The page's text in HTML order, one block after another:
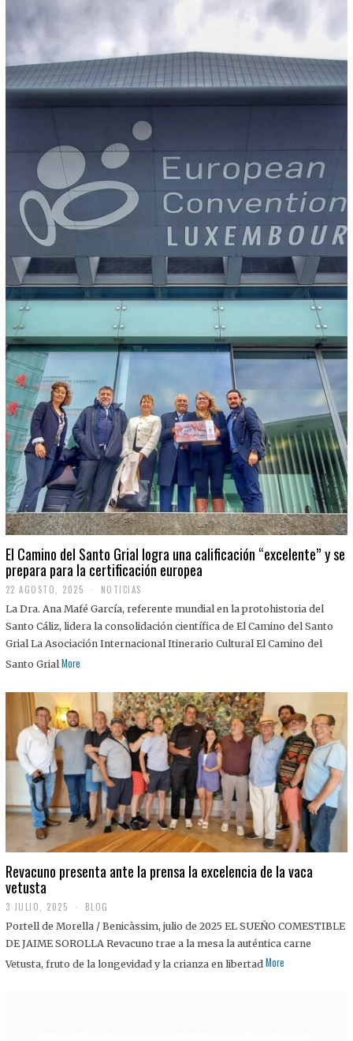
El Camino del Santo Grial logra una calificación “excelente” y se
prepara para la certificación europea
22 AGOSTO, 2025
2
A
G
O
S
2
5
NOTICIAS
La Dra. Ana Mafé García, referente mundial en la protohistoria del
Santo Cáliz, lidera la consolidación científica de El Camino del Santo
Grial La Asociación Internacional Itinerario Cultural El Camino del
Santo Grial More
Revacuno presenta ante la prensa la excelencia de la vaca
vetusta
3 JULIO, 2025
J
U
I
BLOG
Portell de Morella / Benicàssim, julio de 2025 EL SUEÑO COMESTIBLE
DE JAIME SOROLLA Revacuno trae a la mesa la auténtica carne
Vetusta, fruto de la longevidad y la crianza en libertad More